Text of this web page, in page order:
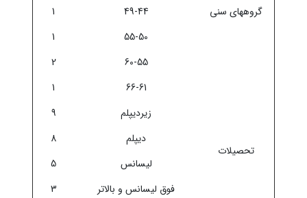
گروههای سنی
49-44
1
55-50
1
60-55
2
66-61
1
تحصیلات
زیردیپلم
9
دیپلم
8
لیسانس
5
فوق لیسانس و بالاتر
3